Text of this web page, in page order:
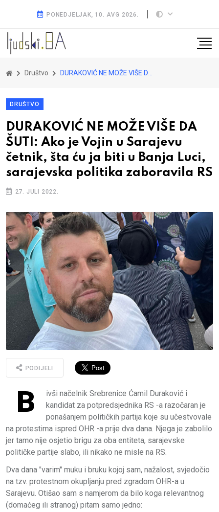
PONEDJELJAK, 10. AVG 2026.
Društvo DURAKOVIĆ NE MOŽE VIŠE DA ŠUTI: Ako je Vojin u Sarajevu četnik, šta ću ja biti u Banja Luci, sarajevska politika zaboravila RS
DRUŠTVO
DURAKOVIĆ NE MOŽE VIŠE DA
ŠUTI: Ako je Vojin u Sarajevu
četnik, šta ću ja biti u Banja Luci,
sarajevska politika zaboravila RS
27. JULI 2022.
PODIJELI
B
ivši načelnik Srebrenice Ćamil Duraković i
kandidat za potpredsjednika RS -a razočaran je
ponašanjem političkih partija koje su učestvovale
na protestima ispred OHR -a prije dva dana. Njega je zabolilo
jer tamo nije osjetio brigu za oba entiteta, sarajevske
političke partije slabo, ili nikako ne misle na RS.
Dva dana "varim" muku i bruku kojoj sam, nažalost, svjedočio
na tzv. protestnom okupljanju pred zgradom OHR-a u
Sarajevu. Otišao sam s namjerom da bilo koga relevantnog
(domaćeg ili stranog) pitam samo jedno: